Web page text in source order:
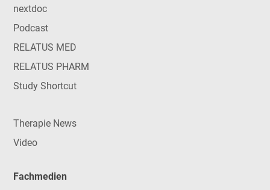
nextdoc
Podcast
RELATUS MED
RELATUS PHARM
Study Shortcut
Therapie News
Video
Fachmedien